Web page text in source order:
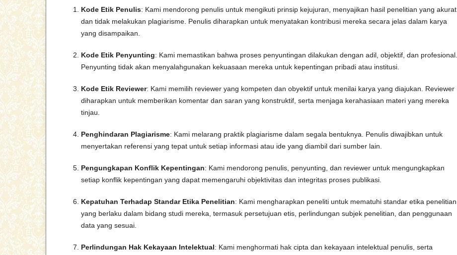
Kode Etik Penulis: Kami mendorong penulis untuk mengikuti prinsip kejujuran, menyajikan hasil penelitian yang akurat
dan tidak melakukan plagiarisme. Penulis diharapkan untuk menyatakan kontribusi mereka secara jelas dalam karya
yang disampaikan.
Kode Etik Penyunting: Kami memastikan bahwa proses penyuntingan dilakukan dengan adil, objektif, dan profesional.
Penyunting tidak akan menyalahgunakan kekuasaan mereka untuk kepentingan pribadi atau institusi.
Kode Etik Reviewer: Kami memilih reviewer yang kompeten dan obyektif untuk menilai karya yang diajukan. Reviewer
diharapkan untuk memberikan komentar dan saran yang konstruktif, serta menjaga kerahasiaan materi yang mereka
tinjau.
Penghindaran Plagiarisme: Kami melarang praktik plagiarisme dalam segala bentuknya. Penulis diwajibkan untuk
menyertakan referensi yang tepat untuk setiap informasi atau ide yang diambil dari sumber lain.
Pengungkapan Konflik Kepentingan: Kami mendorong penulis, penyunting, dan reviewer untuk mengungkapkan
setiap konflik kepentingan yang dapat memengaruhi objektivitas dan integritas proses publikasi.
Kepatuhan Terhadap Standar Etika Penelitian: Kami mengharapkan peneliti untuk mematuhi standar etika penelitian
yang berlaku dalam bidang studi mereka, termasuk persetujuan etis, perlindungan subjek penelitian, dan penggunaan
data yang sesuai.
Perlindungan Hak Kekayaan Intelektual: Kami menghormati hak cipta dan kekayaan intelektual penulis, serta